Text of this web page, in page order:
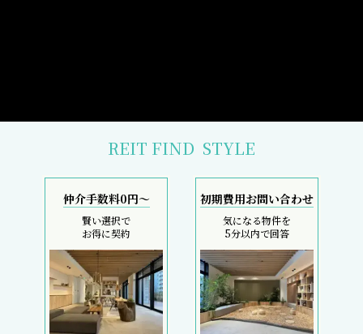
REIT FIND STYLE
仲介手数料0円～
賢い選択で
お得に契約
初期費用お問い合わせ
気になる物件を
5分以内で回答